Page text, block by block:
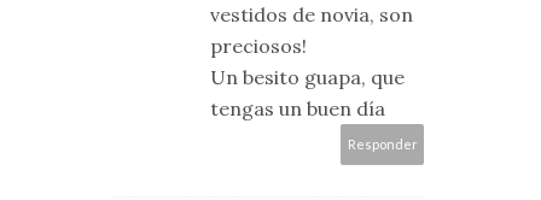
vestidos de novia, son
preciosos!
Un besito guapa, que
tengas un buen día
Responder